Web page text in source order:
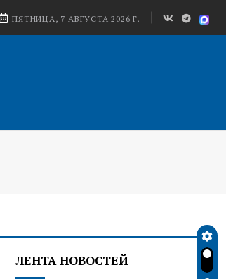
ПЯТНИЦА, 7 АВГУСТА 2026 Г.
ЛЕНТА НОВОСТЕЙ